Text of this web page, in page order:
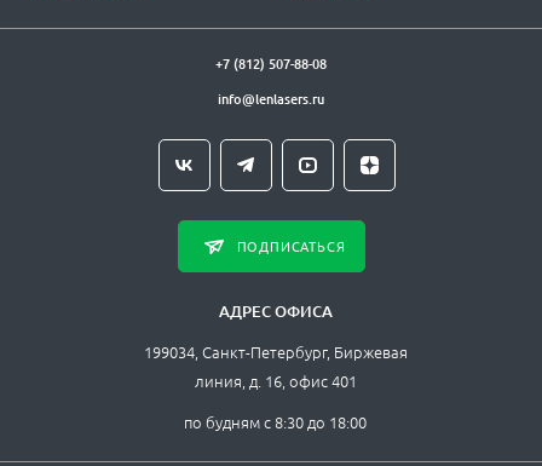
+7 (812) 507-88-08
info@lenlasers.ru
ПОДПИСАТЬСЯ
АДРЕС ОФИСА
199034, Санкт-Петербург, Биржевая
линия, д. 16, офис 401
по будням с 8:30 до 18:00